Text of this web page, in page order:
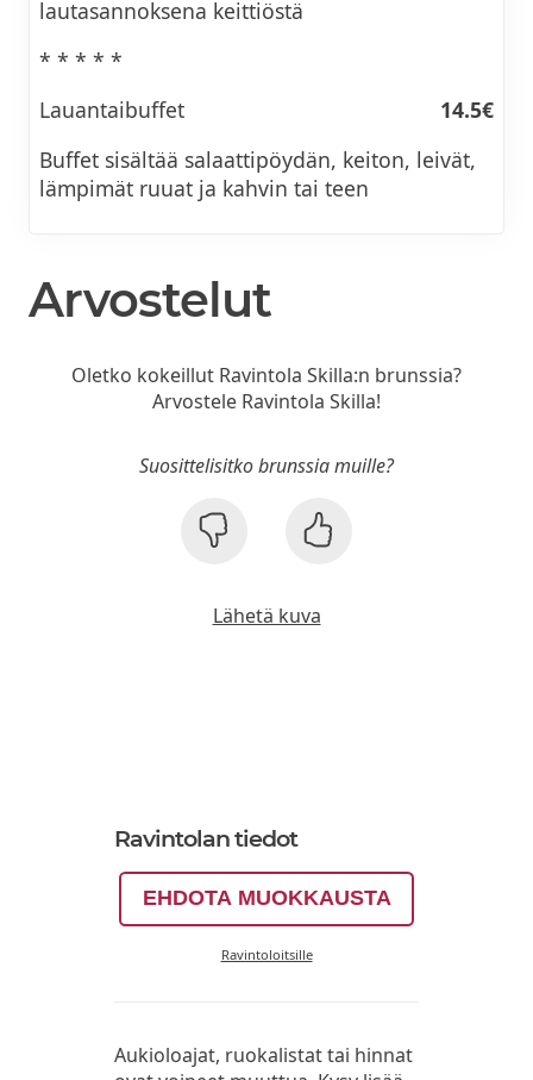
lautasannoksena keittiöstä
* * * * *
Lauantaibuffet
14.5€
Buffet sisältää salaattipöydän, keiton, leivät,
lämpimät ruuat ja kahvin tai teen
Arvostelut
Oletko kokeillut Ravintola Skilla:n brunssia?
Arvostele Ravintola Skilla!
Suosittelisitko brunssia muille?
Lähetä kuva
Ravintolan tiedot
EHDOTA MUOKKAUSTA
Ravintoloitsille
Aukioloajat, ruokalistat tai hinnat